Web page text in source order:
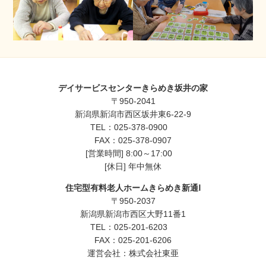
デイサービスセンターきらめき坂井の家
〒950-2041
新潟県新潟市西区坂井東6-22-9
TEL： 025-378-0900
FAX：025-378-0907
[営業時間] 8:00～17:00
[休日] 年中無休
住宅型有料老人ホームきらめき新通Ⅰ
〒950-2037
新潟県新潟市西区大野11番1
TEL： 025-201-6203
FAX：025-201-6206
運営会社：株式会社東亜